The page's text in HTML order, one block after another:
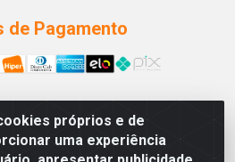
próprios e de
uma experiência
de Pagamento
LTDA - RODOVIA BA
ITABERABA/BA - CEP 46.880-